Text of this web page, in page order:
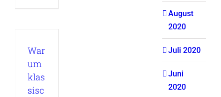
War
um
klas
sisc
August
2020
Juli 2020
Juni
2020